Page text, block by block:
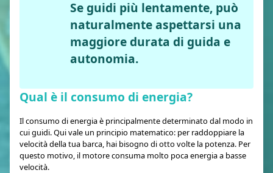
Se guidi più lentamente, può
naturalmente aspettarsi una
maggiore durata di guida e
autonomia.
Qual è il consumo di energia?
Il consumo di energia è principalmente determinato dal modo in
cui guidi. Qui vale un principio matematico: per raddoppiare la
velocità della tua barca, hai bisogno di otto volte la potenza. Per
questo motivo, il motore consuma molto poca energia a basse
velocità.